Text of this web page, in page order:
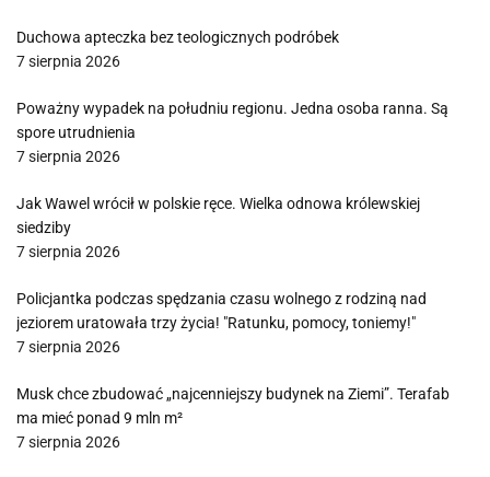
Duchowa apteczka bez teologicznych podróbek
7 sierpnia 2026
Poważny wypadek na południu regionu. Jedna osoba ranna. Są
spore utrudnienia
7 sierpnia 2026
Jak Wawel wrócił w polskie ręce. Wielka odnowa królewskiej
siedziby
7 sierpnia 2026
Policjantka podczas spędzania czasu wolnego z rodziną nad
jeziorem uratowała trzy życia! "Ratunku, pomocy, toniemy!"
7 sierpnia 2026
Musk chce zbudować „najcenniejszy budynek na Ziemi”. Terafab
ma mieć ponad 9 mln m²
7 sierpnia 2026